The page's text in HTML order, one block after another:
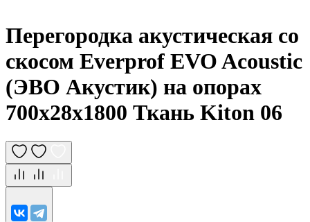
Перегородка акустическая со
скосом Everprof EVO Acoustic
(ЭВО Акустик) на опорах
700х28х1800 Ткань Kiton 06